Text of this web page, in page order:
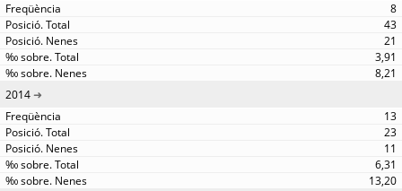
8
43
21
3,91
8,21
2014
13
23
11
6,31
13,20